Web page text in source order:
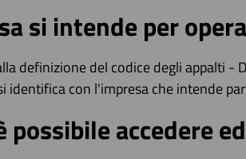
si intende per
definizione del codice degli appalti
identifica con l'impresa che intende
possibile accedere